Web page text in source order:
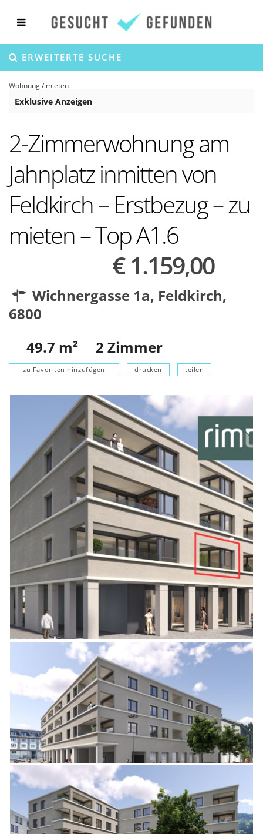
ERWEITERTE SUCHE
Wohnung/ mieten
Exklusive Anzeigen
2-Zimmerwohnung am
Jahnplatz inmitten von
Feldkirch – Erstbezug – zu
mieten – Top A1.6
€ 1.159,00
Wichnergasse 1a, Feldkirch,
6800
49.7 m² 2 Zimmer
zu Favoriten hinzufügen drucken teilen